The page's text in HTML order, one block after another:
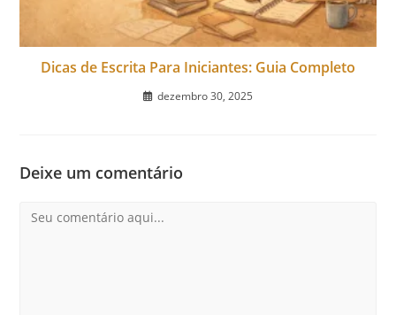
Dicas de Escrita Para Iniciantes: Guia Completo
dezembro 30, 2025
Deixe um comentário